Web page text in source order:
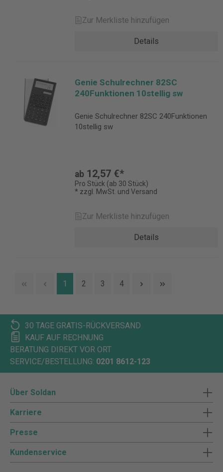
Zur Merkliste hinzufügen
Details
Genie Schulrechner 82SC
240Funktionen 10stellig sw
Genie Schulrechner 82SC 240Funktionen
10stellig sw
ab 12,57 €*
Pro Stück (ab 30 Stück)
* zzgl. MwSt. und Versand
Zur Merkliste hinzufügen
Details
1 2 3 4
30 TAGE GRATIS-RÜCKVERSAND
KAUF AUF RECHNUNG
BERATUNG DIREKT VOR ORT
SERVICE/BESTELLUNG: 0201 8612-123
Über Soldan
Karriere
Presse
Kundenservice